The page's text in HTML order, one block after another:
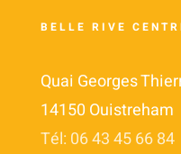
BELLE RIVE
Quai Georges
14150 Ouistreham
Tél: 06 43 45 66 84